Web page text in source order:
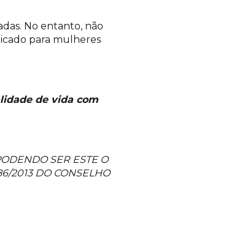
No entanto, não
para mulheres
de vida com
SER ESTE O
2013 DO CONSELHO